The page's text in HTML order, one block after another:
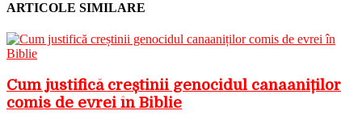
ARTICOLE SIMILARE
Cum justifică creștinii genocidul canaaniților
comis de evrei în Biblie